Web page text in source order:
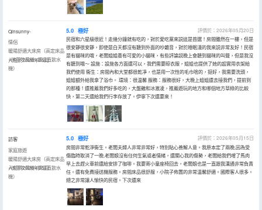
Qinsunny-
情侶
暖陽舒適大床房（高定床品
+徠芬吹風機+調温直飲水
機）
入住於2026年05月
5.0 極好
評價於：2026年05月20日
民宿和六星級很近！走幾分鐘就有吃的，對於愛吃黨來説這是首選！房間雖然在一樓，但是
很安靜很安靜，即使是白天都沒有聽到外面的吵雜音，對於睡眠淺的我來説非常友好！民宿
是有貓咪的哦，老闆姐姐養有可愛的小貓咪，有些評論説晚上會聽到貓咪的叫聲，但是我沒
有聽到哦～ 設施：設施各方面還可以，我們需要晾衣服，姐姐也提供了她的超實用衣架給
我們使用 衞生：房間內和大堂都很乾凈，也是用一次性的毛巾啥的，挺好，我需要洗頭，
姐姐額外給我拿了浴巾。 環境：很温馨 服務：服務很好，大晚上姐姐還去接我們，提前到
的那種！還推薦我們好多吃的，大盤雞和冰激凌，推薦遊玩的地方和哪個地方草綠的比較
快，第二天還給我們行李存放了。伊寧下次還要來！
訪客
家庭旅遊
暖陽舒適大床房（高定床品
+徠芬吹風機+調温直飲水
機）
入住於2026年05月
5.0 極好
評價於：2026年05月15日
房間非常乾淨衞生。老闆夫婦人非常非常好，特別貼心善解人意。我原本定了兩晚,因為受
傷臨時取消了一晚,老闆娘沒有任何生氣或者情緒，還關心我的傷勢，老闆給我們嚐了馬肉
早上去趕火車前還給安排了咖啡。我要寄小童座椅回去，老闆娘也是一直跟我溝通非常負責
任。還有免費接送機服務。房間床品很舒服，小院子佈置的非常温馨舒適。國際客人很多。
總之非常讓人愉快的民宿。下次還來